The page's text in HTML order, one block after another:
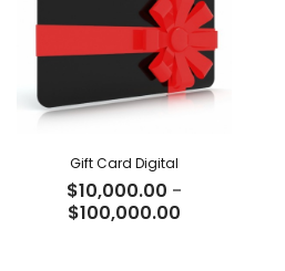
Gift Card Digital
$10,000.00 -
$100,000.00